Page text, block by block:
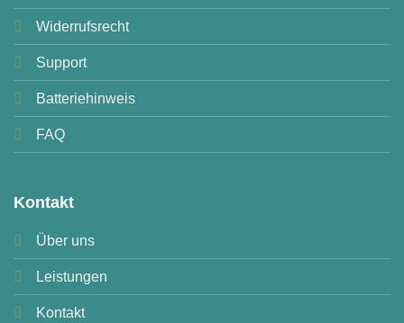
Widerrufsrecht
Support
Batteriehinweis
FAQ
Kontakt
Über uns
Leistungen
Kontakt